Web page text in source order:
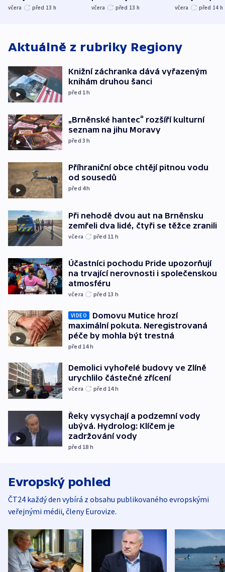
společenskou
včera před 13 h
ministra
včera před 13 h
explodoval
včera před 14 h
Aktuálně z rubriky Regiony
Knižní záchranka dává vyřazeným
knihám druhou šanci
před 1h
„Brněnské hantec“ rozšíří kulturní
seznam na jihu Moravy
před 3h
Příhraniční obce chtějí pitnou vodu
od sousedů
před 4h
Při nehodě dvou aut na Brněnsku
zemřeli dva lidé, čtyři se těžce zranili
včera před 11 h
Účastníci pochodu Pride upozorňují
na trvající nerovnosti i společenskou
atmosféru
včera před 13 h
VIDEO
Domovu Mutice hrozí
maximální pokuta. Neregistrovaná
péče by mohla být trestná
před 14h
Demolici vyhořelé budovy ve Zlíně
urychlilo částečné zřícení
včera před 14h
Řeky vysychají a podzemní vody
ubývá. Hydrolog: Klíčem je
zadržování vody
před 18 h
Evropský pohled
ČT24 každý den vybírá z obsahu publikovaného evropskými
veřejnými médii, členy Eurovize.